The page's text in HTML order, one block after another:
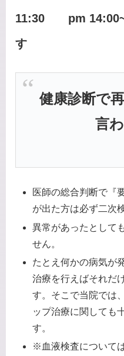
11:30 pm
す
健康診断で
言
医師の総合判断で『
が出た方は必ず二次
異常があったとして
せん。
たとえ何かの病気が
治療を行えばそれだ
す。そこで当院では
ップ治療に関しても
す。
※血液検査について